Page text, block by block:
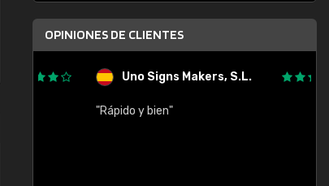
OPINIONES DE CLIENTES
Uno Signs Makers, S.L.
"Rápido y bien"